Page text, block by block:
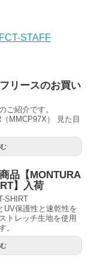
STAFF
リースのお買い
ご紹介です。
MMCP97X） 見た目
品【MONTURA
】入荷
SHIRT
UV保護性と速乾性を
トレッチ生地を使用
。